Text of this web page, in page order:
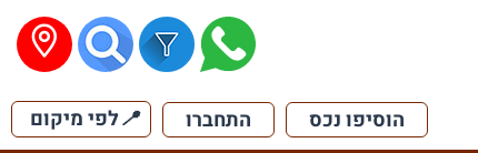
הוסיפו נכס התחברו 📍לפי מיקום